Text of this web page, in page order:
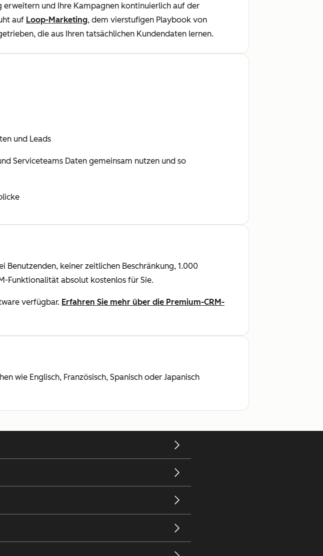
erweitern und Ihre Kampagnen kontinuierlich auf der
auf Loop-Marketing, dem vierstufigen Playbook von
die aus Ihren tatsächlichen Kundendaten lernen.
und Leads
Serviceteams Daten gemeinsam nutzen und so
Benutzenden, keiner zeitlichen Beschränkung, 1.000
Funktionalität absolut kostenlos für Sie.
verfügbar. Erfahren Sie mehr über die Premium-CRM-
wie Englisch, Französisch, Spanisch oder Japanisch